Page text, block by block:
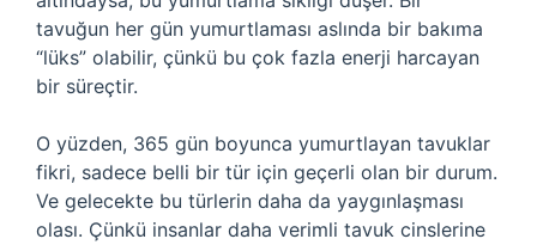
tavuğun her gün yumurtlaması aslında bir bakıma
“lüks” olabilir, çünkü bu çok fazla enerji harcayan
bir süreçtir.
O yüzden, 365 gün boyunca yumurtlayan tavuklar
fikri, sadece belli bir tür için geçerli olan bir durum.
Ve gelecekte bu türlerin daha da yaygınlaşması
olası. Çünkü insanlar daha verimli tavuk cinslerine